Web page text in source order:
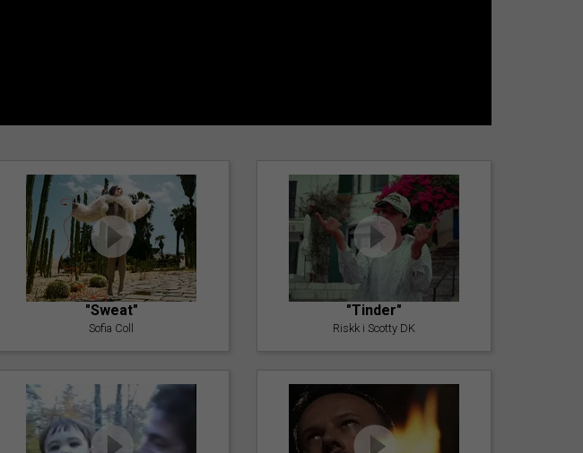
"Sweat"
Sofia Coll
"Tinder"
Riskk i Scotty DK